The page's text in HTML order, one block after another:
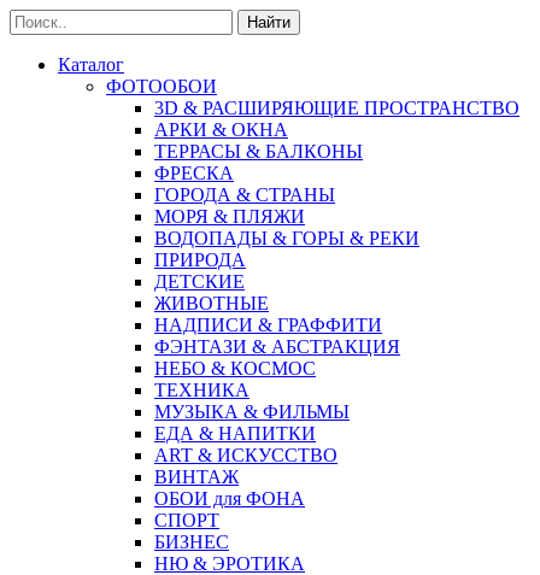
Найти
Каталог
ФОТООБОИ
3D & РАСШИРЯЮЩИЕ ПРОСТРАНСТВО
АРКИ & ОКНА
ТЕРРАСЫ & БАЛКОНЫ
ФРЕСКА
ГОРОДА & СТРАНЫ
МОРЯ & ПЛЯЖИ
ВОДОПАДЫ & ГОРЫ & РЕКИ
ПРИРОДА
ДЕТСКИЕ
ЖИВОТНЫЕ
НАДПИСИ & ГРАФФИТИ
ФЭНТАЗИ & АБСТРАКЦИЯ
НЕБО & КОСМОС
ТЕХНИКА
МУЗЫКА & ФИЛЬМЫ
ЕДА & НАПИТКИ
ART & ИСКУССТВО
ВИНТАЖ
ОБОИ для ФОНА
СПОРТ
БИЗНЕС
НЮ & ЭРОТИКА